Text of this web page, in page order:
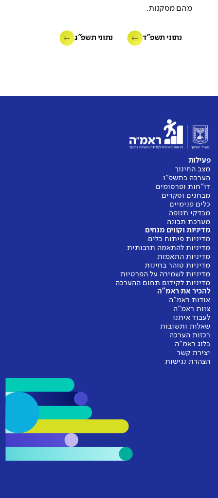
מהם מסקנות.
נתוני תשפ"ד נתוני תשפ"ג
פעילות
מצב החינוך
הערכה בתשפ"ו
דו"חות ופרסומים
מבחנים וסקרים
כלים פנימיים
מבדקי תנופה
מערכת תבונה
מדיניות וקווים מנחים
מדיניות פיתוח כלים
מדיניות להתאמה תרבותית
מדיניות התאמות
מדיניות טוהר בחינות
מדיניות לשמירה על הפרטיות
מדיניות לקידום תחום ההערכה
להכיר את ראמ"ה
אודות ראמ"ה
צוות ראמ"ה
לעבוד איתנו
שאלות ותשובות
רכזות הערכה
בלוג ראמ"ה
יצירת קשר
הצהרת נגישות